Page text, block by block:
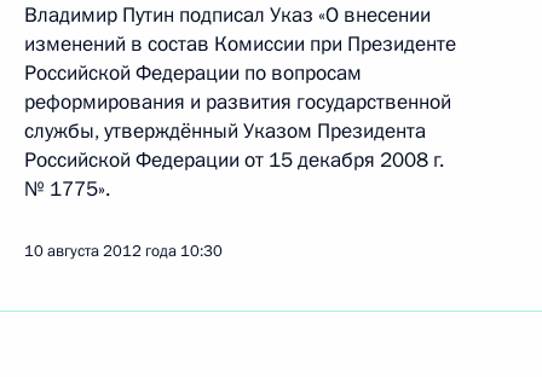
Владимир Путин подписал Указ «О внесении
изменений в состав Комиссии при Президенте
Российской Федерации по вопросам
реформирования и развития государственной
службы, утверждённый Указом Президента
Российской Федерации от 15 декабря 2008 г.
№ 1775».
10 августа 2012 года 10:30